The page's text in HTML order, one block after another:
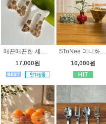
매끈매끈한 세라믹 꽃 괄사 - 도자기괄사
17,000원
SToNee 미니화병 테이블꽃병 4가지 색상
10,000원